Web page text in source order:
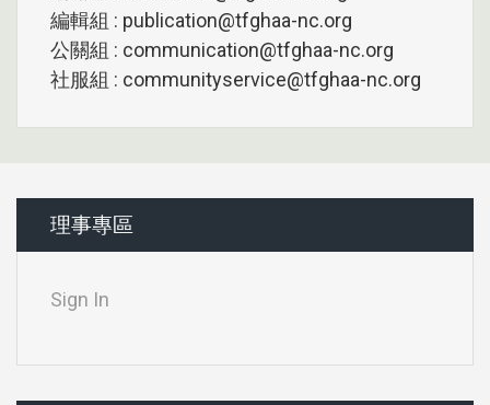
編輯組 : publication@tfghaa-nc.org
公關組 : communication@tfghaa-nc.org
社服組 : communityservice@tfghaa-nc.org
理事專區
Sign In